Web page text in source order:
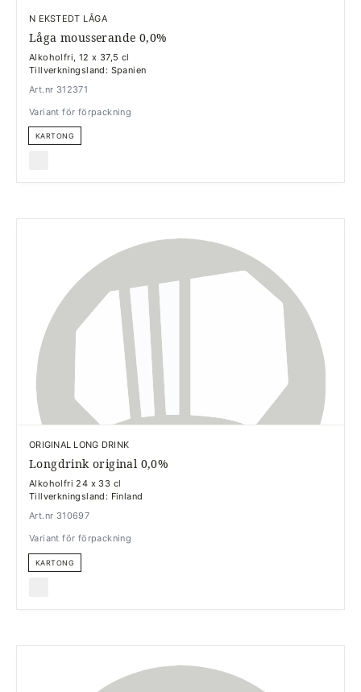
N EKSTEDT LÅGA
Låga mousserande 0,0%
Alkoholfri, 12 x 37,5 cl
Tillverkningsland: Spanien
Art.nr 312371
Variant för förpackning
KARTONG
ORIGINAL LONG DRINK
Longdrink original 0,0%
Alkoholfri 24 x 33 cl
Tillverkningsland: Finland
Art.nr 310697
Variant för förpackning
KARTONG